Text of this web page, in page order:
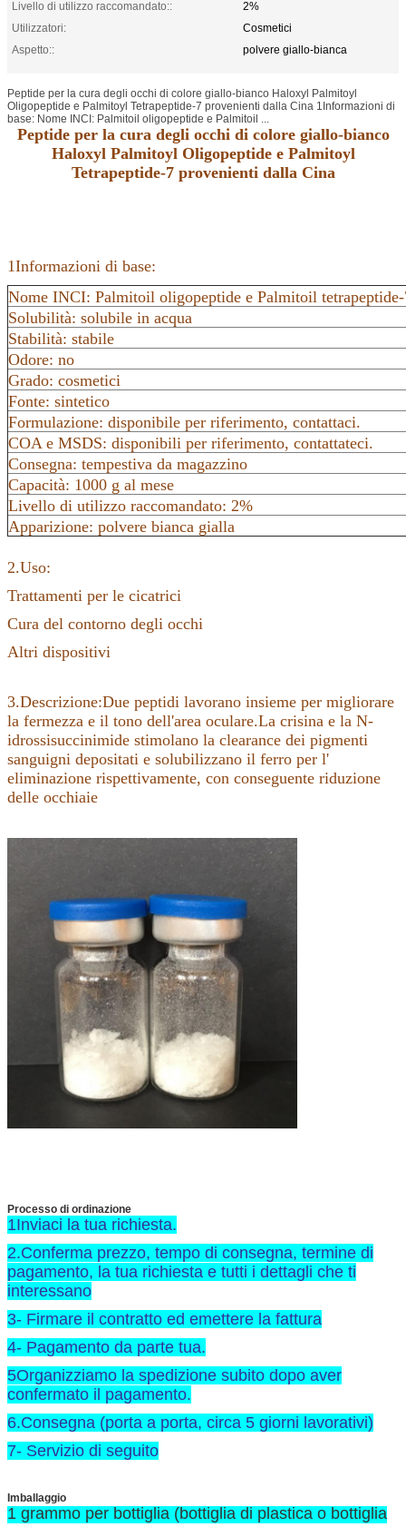
Livello di utilizzo raccomandato::
2%
Utilizzatori:
Cosmetici
Aspetto::
polvere giallo-bianca
Peptide per la cura degli occhi di colore giallo-bianco Haloxyl Palmitoyl
Oligopeptide e Palmitoyl Tetrapeptide-7 provenienti dalla Cina 1Informazioni di
base: Nome INCI: Palmitoil oligopeptide e Palmitoil ...
Peptide per la cura degli occhi di colore giallo-bianco
Haloxyl Palmitoyl Oligopeptide e Palmitoyl
Tetrapeptide-7 provenienti dalla Cina
1Informazioni di base:
Nome INCI: Palmitoil oligopeptide e Palmitoil
Solubilità: solubile in acqua
Stabilità: stabile
Odore: no
Grado: cosmetici
Fonte: sintetico
Formulazione: disponibile per riferimento, contattaci.
COA e MSDS: disponibili per riferimento, contattateci.
Consegna: tempestiva da magazzino
Capacità: 1000 g al mese
Livello di utilizzo raccomandato: 2%
Apparizione: polvere bianca gialla
2.Uso:
Trattamenti per le cicatrici
Cura del contorno degli occhi
Altri dispositivi
3.Descrizione:Due peptidi lavorano insieme per migliorare
la fermezza e il tono dell'area oculare.La crisina e la N-
idrossisuccinimide stimolano la clearance dei pigmenti
sanguigni depositati e solubilizzano il ferro per l'
eliminazione rispettivamente, con conseguente riduzione
delle occhiaie
Processo di ordinazione
1Inviaci la tua richiesta.
2.Conferma prezzo, tempo di consegna, termine di
pagamento, la tua richiesta e tutti i dettagli che ti
interessano
3- Firmare il contratto ed emettere la fattura
4- Pagamento da parte tua.
5Organizziamo la spedizione subito dopo aver
confermato il pagamento.
6.Consegna (porta a porta, circa 5 giorni lavorativi)
7- Servizio di seguito
Imballaggio
1 grammo per bottiglia (bottiglia di plastica o bottiglia